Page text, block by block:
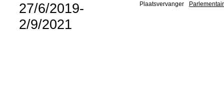
27/6/2019-
2/9/2021
Plaatsvervanger